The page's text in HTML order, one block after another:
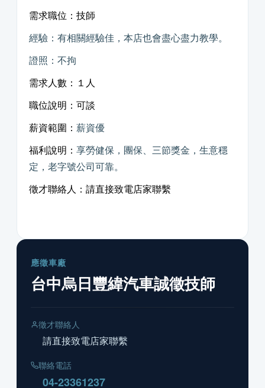
需求職位：技師
經驗：有相關經驗佳，本店也會盡心盡力教學。
證照：不拘
需求人數：１人
職位說明：可談
薪資範圍： 薪資優
福利說明： 享勞健保，團保、三節獎金，生意穩
定，老字號公司可靠。
徵才聯絡人：請直接致電店家聯繫
應徵車廠
台中烏日豐緯汽車誠徵技師
徵才聯絡人
請直接致電店家聯繫
聯絡電話
04-23361237